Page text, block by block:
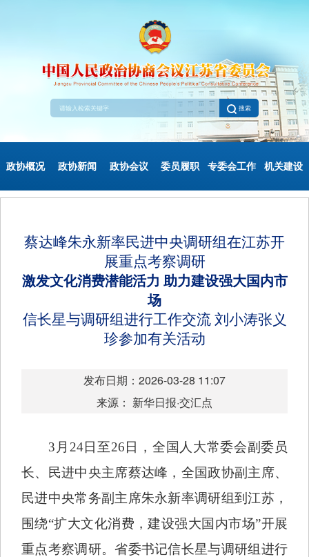
搜索
政协概况 政协新闻 政协会议 委员履职 专委会工作 机关建设
蔡达峰朱永新率民进中央调研组在江苏开
展重点考察调研
激发文化消费潜能活力 助力建设强大国内市
场
信长星与调研组进行工作交流 刘小涛张义
珍参加有关活动
发布日期：2026-03-28 11:07
来源： 新华日报·交汇点
3月24日至26日，全国人大常委会副委员
长、民进中央主席蔡达峰，全国政协副主席、
民进中央常务副主席朱永新率调研组到江苏，
围绕“扩大文化消费，建设强大国内市场”开展
重点考察调研。省委书记信长星与调研组进行